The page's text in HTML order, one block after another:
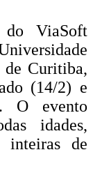
do ViaSoft
Curitiba,
(14/2) e
O evento
idades,
inteiras de